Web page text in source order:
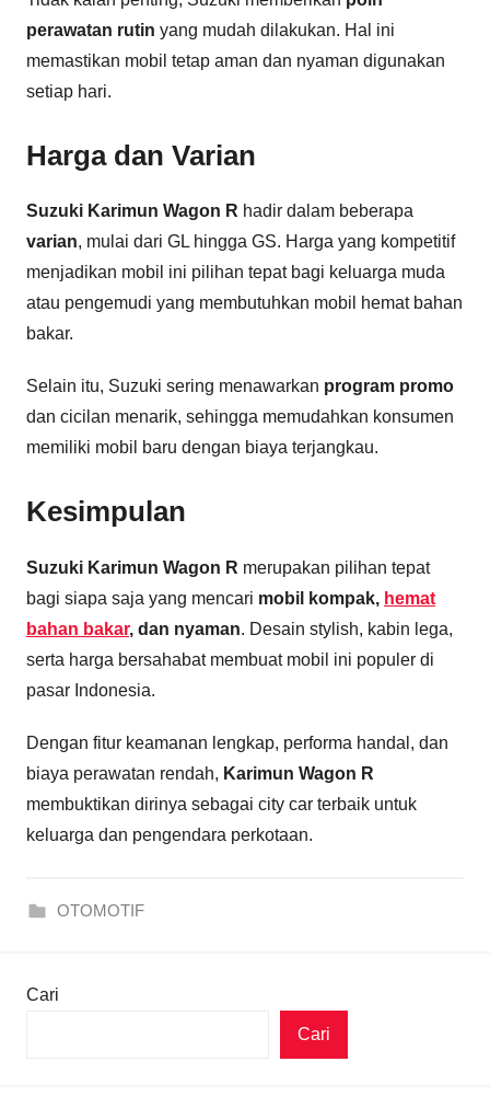
perawatan rutin yang mudah dilakukan. Hal ini
memastikan mobil tetap aman dan nyaman digunakan
setiap hari.
Harga dan Varian
Suzuki Karimun Wagon R hadir dalam beberapa
varian, mulai dari GL hingga GS. Harga yang kompetitif
menjadikan mobil ini pilihan tepat bagi keluarga muda
atau pengemudi yang membutuhkan mobil hemat bahan
bakar.
Selain itu, Suzuki sering menawarkan program promo
dan cicilan menarik, sehingga memudahkan konsumen
memiliki mobil baru dengan biaya terjangkau.
Kesimpulan
Suzuki Karimun Wagon R merupakan pilihan tepat
bagi siapa saja yang mencari mobil kompak, hemat
bahan bakar, dan nyaman. Desain stylish, kabin lega,
serta harga bersahabat membuat mobil ini populer di
pasar Indonesia.
Dengan fitur keamanan lengkap, performa handal, dan
biaya perawatan rendah, Karimun Wagon R
membuktikan dirinya sebagai city car terbaik untuk
keluarga dan pengendara perkotaan.
OTOMOTIF
Cari
Cari